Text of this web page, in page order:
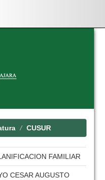
CUSUR
FAMILIAR
CESAR AUGUSTO